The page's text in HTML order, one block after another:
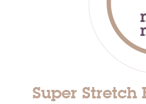
Super Stretch